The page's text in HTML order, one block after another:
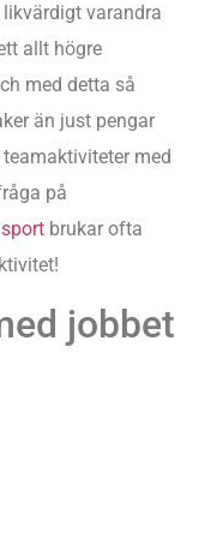
varandra
allt högre
med detta så
än just pengar
med
på
brukar ofta
jobbet